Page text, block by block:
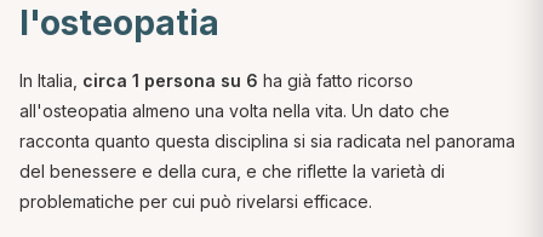
l'osteopatia
In Italia, circa 1 persona su 6 ha già fatto ricorso
all'osteopatia almeno una volta nella vita. Un dato che
racconta quanto questa disciplina si sia radicata nel panorama
del benessere e della cura, e che riflette la varietà di
problematiche per cui può rivelarsi efficace.